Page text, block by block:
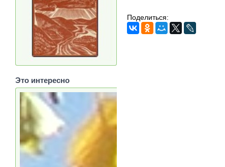
Поделиться:
Это интересно